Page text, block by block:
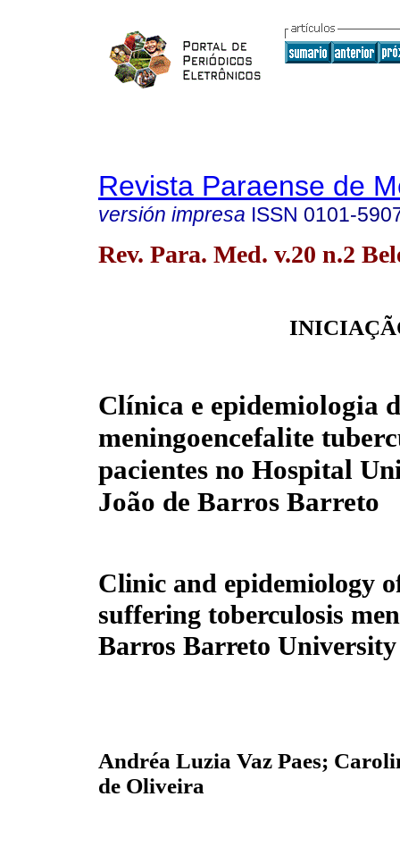
Revista Paraense de
versión impresa ISSN 0101-
Rev. Para. Med. v.20 n.2
Clínica e epidemiologia
meningoencefalite
pacientes no Hospital
João de Barros Barreto
Clinic and epidemiology
suffering toberculosis
Barros Barreto
Andréa Luzia Vaz Paes;
de Oliveira